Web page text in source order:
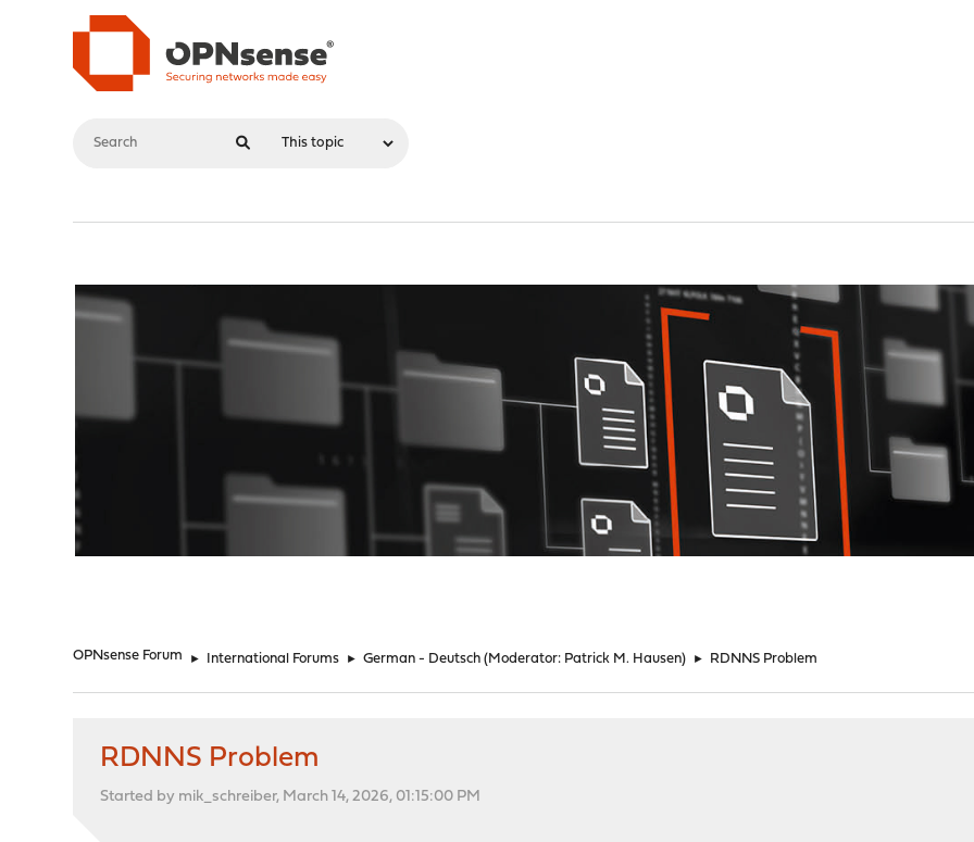
OPNsense Forum ► International Forums ► German - Deutsch (Moderator: Patrick M. Hausen) ► RDNNS Problem
RDNNS Problem
Started by mik_schreiber, March 14, 2026, 01:15:00 PM